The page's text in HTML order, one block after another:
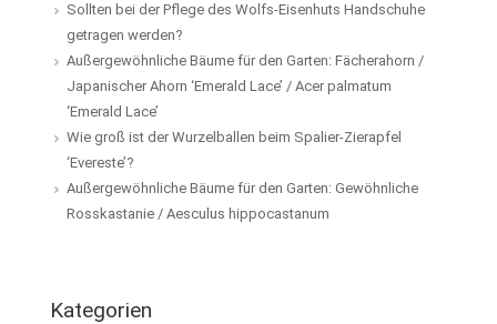
Sollten bei der Pflege des Wolfs-Eisenhuts Handschuhe
getragen werden?
Außergewöhnliche Bäume für den Garten: Fächerahorn /
Japanischer Ahorn ‘Emerald Lace’ / Acer palmatum
‘Emerald Lace’
Wie groß ist der Wurzelballen beim Spalier-Zierapfel
‘Evereste’?
Außergewöhnliche Bäume für den Garten: Gewöhnliche
Rosskastanie / Aesculus hippocastanum
Kategorien